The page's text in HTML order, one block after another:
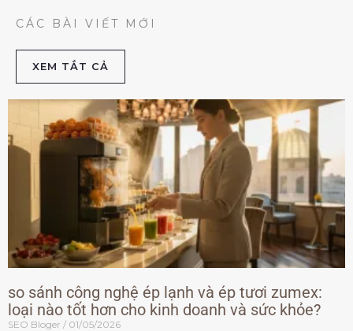
CÁC BÀI VIẾT MỚI
XEM TẮT CẢ
so sánh công nghệ ép lạnh và ép tươi zumex:
loại nào tốt hơn cho kinh doanh và sức khỏe?
SEO Bloger 01/05/2026